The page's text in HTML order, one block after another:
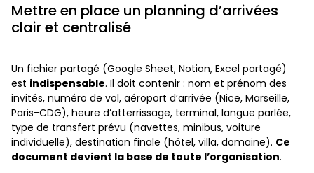
Mettre en place un planning d’arrivées
clair et centralisé
Un fichier partagé (Google Sheet, Notion, Excel partagé)
est indispensable. Il doit contenir : nom et prénom des
invités, numéro de vol, aéroport d’arrivée (Nice, Marseille,
Paris-CDG), heure d’atterrissage, terminal, langue parlée,
type de transfert prévu (navettes, minibus, voiture
individuelle), destination finale (hôtel, villa, domaine). Ce
document devient la base de toute l’organisation.